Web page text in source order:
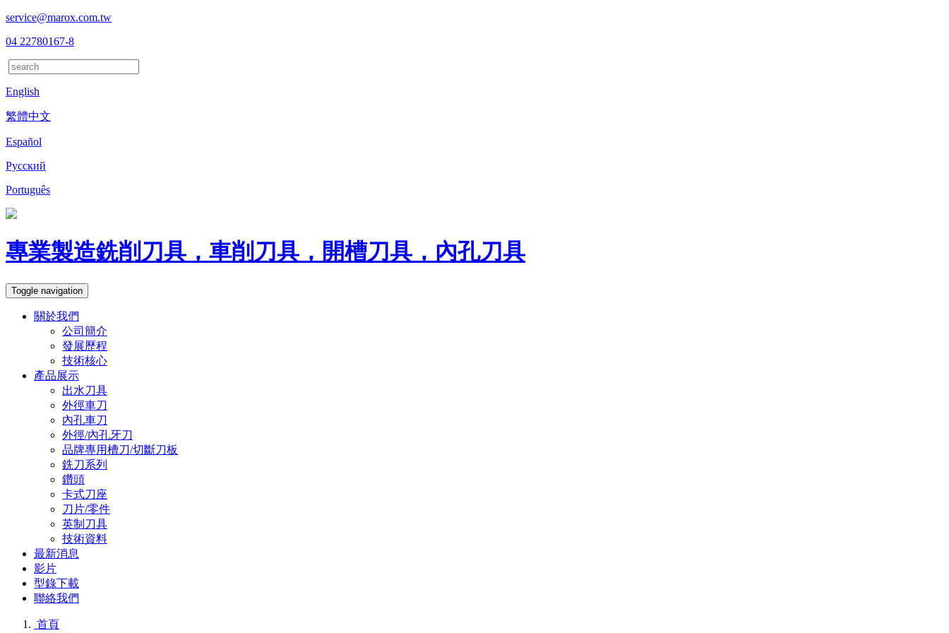
service@marox.com.tw
04 22780167-8
English
繁體中文
Español
Русский
Português
專業製造銑削刀具，車削刀具，開槽刀具，內孔刀具
Toggle navigation
關於我們
公司簡介
發展歷程
技術核心
產品展示
出水刀具
外徑車刀
內孔車刀
外徑/內孔牙刀
品牌專用槽刀/切斷刀板
銑刀系列
鑽頭
卡式刀座
刀片/零件
英制刀具
技術資料
最新消息
影片
型錄下載
聯絡我們
首頁